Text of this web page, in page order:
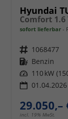
Hyundai
sofort lieferbar
Fahrzeugnr. 1068477
Kraftstoff Benzin
Leistung 110 kW
01.04.2026
29.050,–
incl. 19% MwSt.